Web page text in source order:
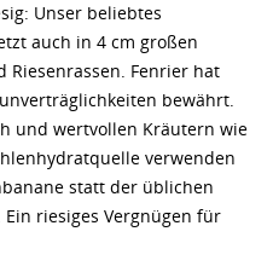
Unser beliebtes
auch in 4 cm großen
Riesenrassen. Fenrier hat
bewährt.
und wertvollen Kräutern wie
verwenden
statt der üblichen
riesiges Vergnügen für